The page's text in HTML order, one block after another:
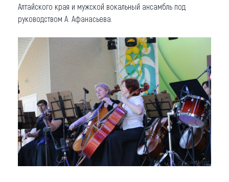
Алтайского края и мужской вокальный ансамбль под
руководством А. Афанасьева.